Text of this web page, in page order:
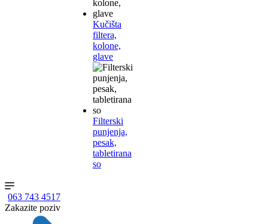
Kučišta
filtera,
kolone,
glave
Filterski
punjenja,
pesak,
tabletirana
so
063 743 4517
Zakazite poziv